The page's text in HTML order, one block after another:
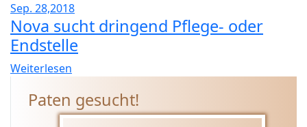
Sep. 28,2018
Nova sucht dringend Pflege- oder
Endstelle
Weiterlesen
Paten gesucht!